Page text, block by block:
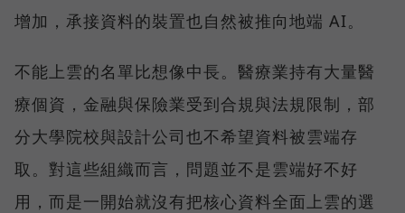
增加，承接資料的裝置也自然被推向地端 AI。
不能上雲的名單比想像中長。醫療業持有大量醫
療個資，金融與保險業受到合規與法規限制，部
分大學院校與設計公司也不希望資料被雲端存
取。對這些組織而言，問題並不是雲端好不好
用，而是一開始就沒有把核心資料全面上雲的選